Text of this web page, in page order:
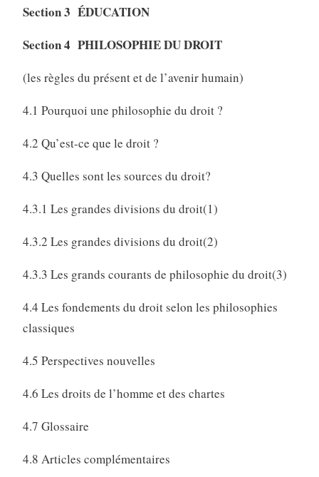
Section 3 ÉDUCATION
Section 4 PHILOSOPHIE DU DROIT
(les règles du présent et de l’avenir humain)
4.1 Pourquoi une philosophie du droit ?
4.2 Qu’est-ce que le droit ?
4.3 Quelles sont les sources du droit?
4.3.1 Les grandes divisions du droit(1)
4.3.2 Les grandes divisions du droit(2)
4.3.3 Les grands courants de philosophie du droit(3)
4.4 Les fondements du droit selon les philosophies
classiques
4.5 Perspectives nouvelles
4.6 Les droits de l’homme et des chartes
4.7 Glossaire
4.8 Articles complémentaires